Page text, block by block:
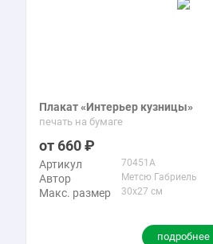
Плакат «Интерьер кузницы»
печать на бумаге
660
Артикул 70451A
Автор Метсю Габриель
Макс. размер 30x27 см
подробнее